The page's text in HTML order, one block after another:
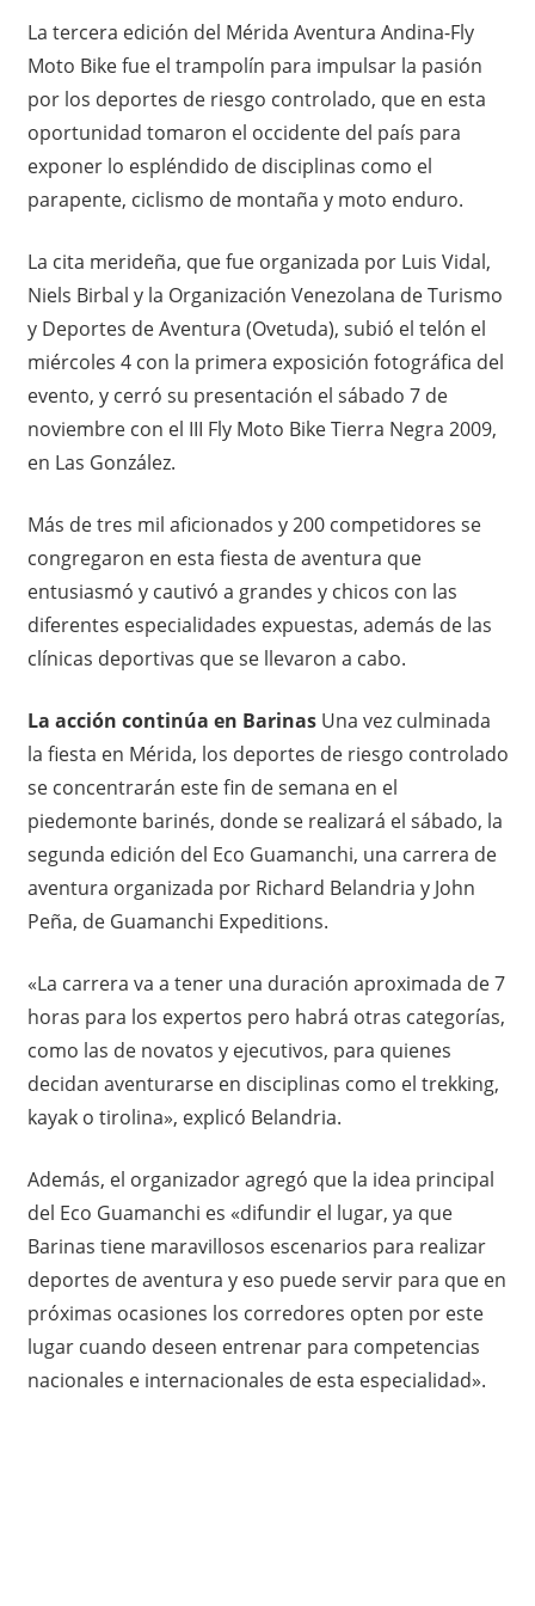
La tercera edición del Mérida Aventura Andina-Fly
Moto Bike fue el trampolín para impulsar la pasión
por los deportes de riesgo controlado, que en esta
oportunidad tomaron el occidente del país para
exponer lo espléndido de disciplinas como el
parapente, ciclismo de montaña y moto enduro.
La cita merideña, que fue organizada por Luis Vidal,
Niels Birbal y la Organización Venezolana de Turismo
y Deportes de Aventura (Ovetuda), subió el telón el
miércoles 4 con la primera exposición fotográfica del
evento, y cerró su presentación el sábado 7 de
noviembre con el III Fly Moto Bike Tierra Negra 2009,
en Las González.
Más de tres mil aficionados y 200 competidores se
congregaron en esta fiesta de aventura que
entusiasmó y cautivó a grandes y chicos con las
diferentes especialidades expuestas, además de las
clínicas deportivas que se llevaron a cabo.
La acción continúa en BarinasUna vez culminada
la fiesta en Mérida, los deportes de riesgo controlado
se concentrarán este fin de semana en el
piedemonte barinés, donde se realizará el sábado, la
segunda edición del Eco Guamanchi, una carrera de
aventura organizada por Richard Belandria y John
Peña, de Guamanchi Expeditions.
«La carrera va a tener una duración aproximada de 7
horas para los expertos pero habrá otras categorías,
como las de novatos y ejecutivos, para quienes
decidan aventurarse en disciplinas como el trekking,
kayak o tirolina», explicó Belandria.
Además, el organizador agregó que la idea principal
del Eco Guamanchi es «difundir el lugar, ya que
Barinas tiene maravillosos escenarios para realizar
deportes de aventura y eso puede servir para que en
próximas ocasiones los corredores opten por este
lugar cuando deseen entrenar para competencias
nacionales e internacionales de esta especialidad».